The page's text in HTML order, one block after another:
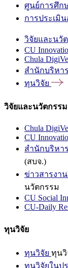
ศูนย์การศึก
การประเมิ
วิจัยและนวั
CU
Chula
สำนักบริหา
ทุนวิจัย
วิจัยและนวัตกรรม
Chula
CU
สำนักบริหา
(สบจ.)
ข่าวสารงา
นวัตกรรม
CU Social
CU-Daily
ทุนวิจัย
ทุนวิจัย ทุนวิ
ทุนวิจัยในป